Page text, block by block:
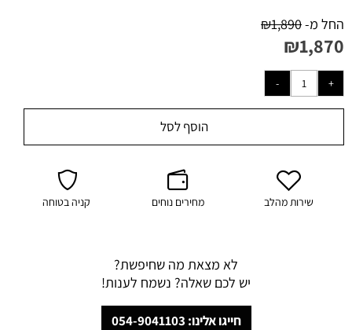
החל מ-
₪1,890
₪1,870
הוסף לסל
שירות מהלב מחירים נוחים קניה בטוחה
לא מצאת מה שחיפשת?
יש לכם שאלה? נשמח לענות!
חייגו אלינו: 054-9041103